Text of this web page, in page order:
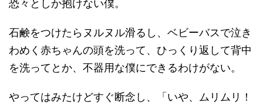
恐々としか抱けない僕。
石鹸をつけたらヌルヌル滑るし、ベビーバスで泣き
わめく赤ちゃんの頭を洗って、ひっくり返して背中
を洗ってとか、不器用な僕にできるわけがない。
やってはみたけどすぐ断念し、「いや、ムリムリ！